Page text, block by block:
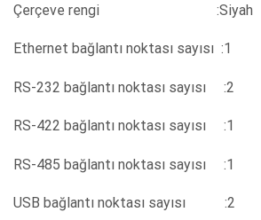
Çerçeve rengi :Siyah
Ethernet bağlantı noktası sayısı :1
RS-232 bağlantı noktası sayısı :2
RS-422 bağlantı noktası sayısı :1
RS-485 bağlantı noktası sayısı :1
USB bağlantı noktası sayısı :2